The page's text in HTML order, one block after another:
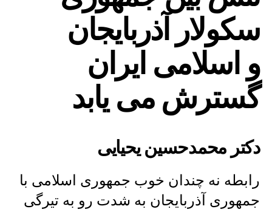
بین
سکولار
آذربایجان
اسلامی
گسترش
می
سکولار آذربایجان
و اسلامی ایران
گسترش می یابد
دکتر محمدحسین یحیایی
رابطه نه چندان خوب جمهوری اسلامی با
جمهوری آذربایجان به شدت رو به تیرگی